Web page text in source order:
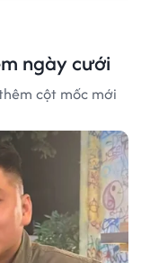
ngày cưới
cột mốc mới